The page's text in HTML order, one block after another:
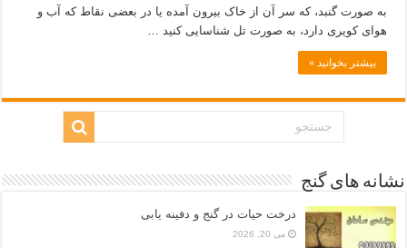
به صورت گنبد، که سر آن از خاک بیرون آمده یا در بعضی نقاط که آب و
هوای کویری دارد، به صورت تل شناسایی کنید …
بیشتر بخوانید »
نشانه های گنج
درخت حیات در گنج و دفینه یابی
می 20, 2026